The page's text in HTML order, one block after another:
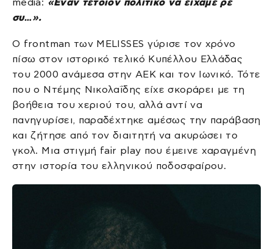
συ…».
Ο frontman των MELISSES γύρισε τον χρόνο
πίσω στον ιστορικό τελικό Κυπέλλου Ελλάδας
του 2000 ανάμεσα στην ΑΕΚ και τον Ιωνικό. Τότε
που ο Ντέμης Νικολαΐδης είχε σκοράρει με τη
βοήθεια του χεριού του, αλλά αντί να
πανηγυρίσει, παραδέχτηκε αμέσως την παράβαση
και ζήτησε από τον διαιτητή να ακυρώσει το
γκολ. Μια στιγμή fair play που έμεινε χαραγμένη
στην ιστορία του ελληνικού ποδοσφαίρου.